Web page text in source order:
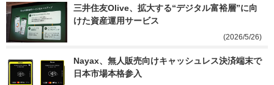
三井住友Olive、拡大する“デジタル富裕層”に向
けた資産運用サービス
(2026/5/26)
Nayax、無人販売向けキャッシュレス決済端末で
日本市場本格参入